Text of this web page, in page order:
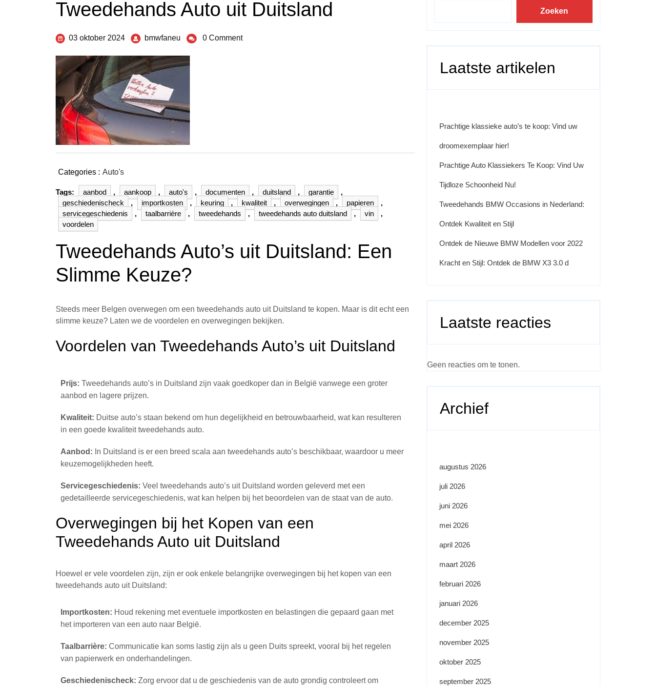
Tweedehands Auto uit Duitsland
03 oktober 2024 bmwfaneu 0 Comment
Categories : Auto's
Tags: aanbod , aankoop , auto's , documenten , duitsland , garantie
,
geschiedenischeck
, importkosten , keuring , kwaliteit , overwegingen , papieren
,
servicegeschiedenis
, taalbarrière , tweedehands , tweedehands auto duitsland , vin
,
voordelen
Tweedehands Auto’s uit Duitsland: Een
Slimme Keuze?
Steeds meer Belgen overwegen om een tweedehands auto uit Duitsland te kopen. Maar is dit echt een
slimme keuze? Laten we de voordelen en overwegingen bekijken.
Voordelen van Tweedehands Auto’s uit Duitsland
Prijs: Tweedehands auto’s in Duitsland zijn vaak goedkoper dan in België vanwege een groter
aanbod en lagere prijzen.
Kwaliteit: Duitse auto’s staan bekend om hun degelijkheid en betrouwbaarheid, wat kan resulteren
in een goede kwaliteit tweedehands auto.
Aanbod: In Duitsland is er een breed scala aan tweedehands auto’s beschikbaar, waardoor u meer
keuzemogelijkheden heeft.
Servicegeschiedenis: Veel tweedehands auto’s uit Duitsland worden geleverd met een
gedetailleerde servicegeschiedenis, wat kan helpen bij het beoordelen van de staat van de auto.
Overwegingen bij het Kopen van een
Tweedehands Auto uit Duitsland
Hoewel er vele voordelen zijn, zijn er ook enkele belangrijke overwegingen bij het kopen van een
tweedehands auto uit Duitsland:
Importkosten: Houd rekening met eventuele importkosten en belastingen die gepaard gaan met
het importeren van een auto naar België.
Taalbarrière: Communicatie kan soms lastig zijn als u geen Duits spreekt, vooral bij het regelen
van papierwerk en onderhandelingen.
Geschiedenischeck: Zorg ervoor dat u de geschiedenis van de auto grondig controleert om
Zoeken
Laatste artikelen
Prachtige klassieke auto’s te koop: Vind uw
droomexemplaar hier!
Prachtige Auto Klassiekers Te Koop: Vind Uw
Tijdloze Schoonheid Nu!
Tweedehands BMW Occasions in Nederland:
Ontdek Kwaliteit en Stijl
Ontdek de Nieuwe BMW Modellen voor 2022
Kracht en Stijl: Ontdek de BMW X3 3.0 d
Laatste reacties
Geen reacties om te tonen.
Archief
augustus 2026
juli 2026
juni 2026
mei 2026
april 2026
maart 2026
februari 2026
januari 2026
december 2025
november 2025
oktober 2025
september 2025